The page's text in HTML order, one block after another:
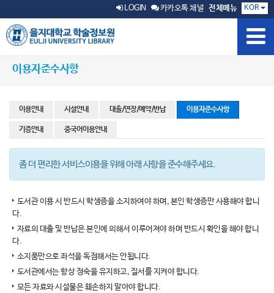
LOGIN 카카오톡 채널 전체메뉴 KOR
이용자준수사항
이용안내 시설안내 대출/연장/예약/반납 이용자준수사항
기증안내 중국어이용안내
좀 더 편리한 서비스이용을 위해 아래 사항을 준수해주세요.
도서관 이용 시 반드시 학생증을 소지하여야 하며, 본인 학생증만 사용해야 합니
다.
자료의 대출 및 반납은 본인에 의해서 이루어져야 하며 반드시 확인을 해야 합니
다.
소지품만으로 좌석을 독점해서는 안됩니다.
도서관에서는 항상 정숙을 유지하고, 질서를 지켜야 합니다.
모든 자료와 시설물은 훼손하지 말아야 합니다.